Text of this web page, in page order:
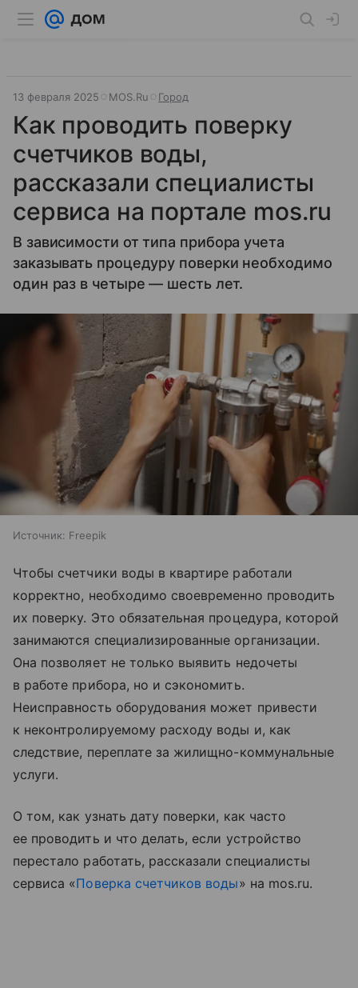
13 февраля 2025 MOS.Ru Город
Как проводить поверку
счетчиков воды,
рассказали специалисты
сервиса на портале mos.ru
В зависимости от типа прибора учета
заказывать процедуру поверки необходимо
один раз в четыре — шесть лет.
Источник: Freepik
Чтобы счетчики воды в квартире работали
корректно, необходимо своевременно проводить
их поверку. Это обязательная процедура, которой
занимаются специализированные организации.
Она позволяет не только выявить недочеты
в работе прибора, но и сэкономить.
Неисправность оборудования может привести
к неконтролируемому расходу воды и, как
следствие, переплате за жилищно-коммунальные
услуги.
О том, как узнать дату поверки, как часто
ее проводить и что делать, если устройство
перестало работать, рассказали специалисты
сервиса «Поверка счетчиков воды» на mos.ru.